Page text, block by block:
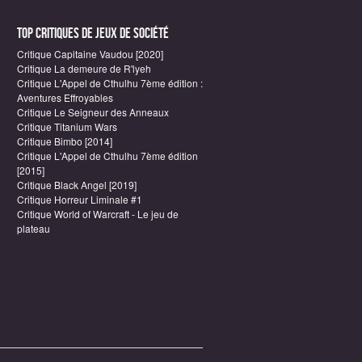
Top critiques de Jeux de société
Critique Capitaine Vaudou [2020]
Critique La demeure de R'lyeh
Critique L'Appel de Cthulhu 7ème édition :
Aventures Effroyables
Critique Le Seigneur des Anneaux
Critique Titanium Wars
Critique Bimbo [2014]
Critique L'Appel de Cthulhu 7ème édition
[2015]
Critique Black Angel [2019]
Critique Horreur Liminale #1
Critique World of Warcraft - Le jeu de
plateau